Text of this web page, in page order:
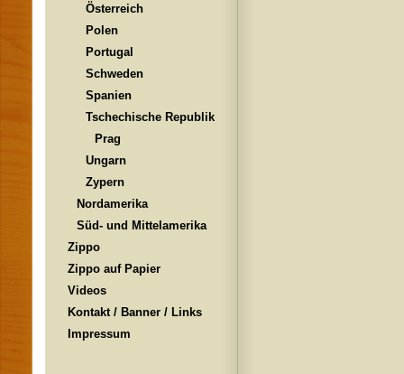
Österreich
Polen
Portugal
Schweden
Spanien
Tschechische Republik
Prag
Ungarn
Zypern
Nordamerika
Süd- und Mittelamerika
Zippo
Zippo auf Papier
Videos
Kontakt / Banner / Links
Impressum